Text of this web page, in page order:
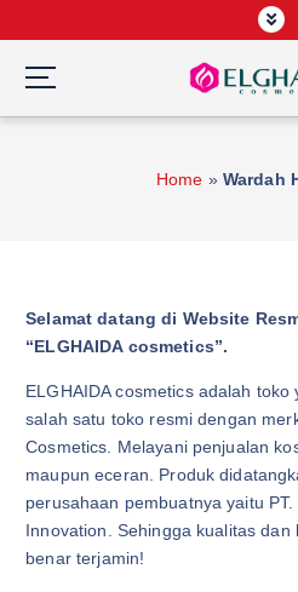
k
t
Home » Wardah
Selamat datang di Website
“ELGHAIDA cosmetics”.
ELGHAIDA cosmetics adalah
salah satu toko resmi dengan
Cosmetics. Melayani penjualan
maupun eceran. Produk
perusahaan pembuatnya yaitu
Innovation. Sehingga kualitas
benar terjamin!